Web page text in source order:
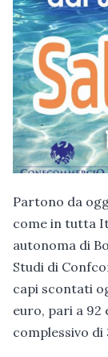
Partono da
come in tutta
autonoma di
Studi di
capi scontati
euro, pari a 92
complessivo di